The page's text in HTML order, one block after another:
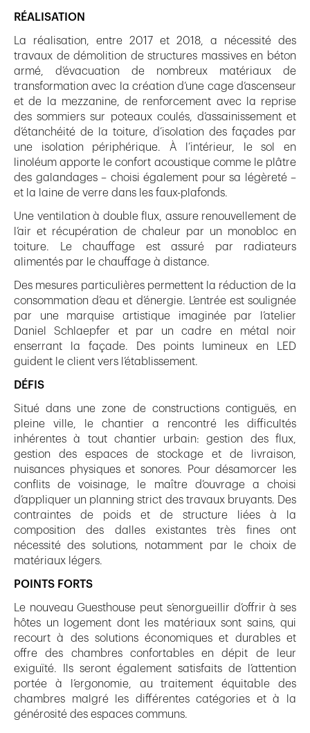
RÉALISATION
La réalisation, entre 2017 et 2018, a nécessité des
travaux de démolition de structures massives en béton
armé, d’évacuation de nombreux matériaux de
transformation avec la création d’une cage d’ascenseur
et de la mezzanine, de renforcement avec la reprise
des sommiers sur poteaux coulés, d’assainissement et
d’étanchéité de la toiture, d’isolation des façades par
une isolation périphérique. À l’intérieur, le sol en
linoléum apporte le confort acoustique comme le plâtre
des galandages – choisi également pour sa légèreté –
et la laine de verre dans les faux-plafonds.
Une ventilation à double flux, assure renouvellement de
l’air et récupération de chaleur par un monobloc en
toiture. Le chauffage est assuré par radiateurs
alimentés par le chauffage à distance.
Des mesures particulières permettent la réduction de la
consommation d’eau et d’énergie. L’entrée est soulignée
par une marquise artistique imaginée par l’atelier
Daniel Schlaepfer et par un cadre en métal noir
enserrant la façade. Des points lumineux en LED
guident le client vers l’établissement.
DÉFIS
Situé dans une zone de constructions contiguës, en
pleine ville, le chantier a rencontré les difficultés
inhérentes à tout chantier urbain: gestion des flux,
gestion des espaces de stockage et de livraison,
nuisances physiques et sonores. Pour désamorcer les
conflits de voisinage, le maître d’ouvrage a choisi
d’appliquer un planning strict des travaux bruyants. Des
contraintes de poids et de structure liées à la
composition des dalles existantes très fines ont
nécessité des solutions, notamment par le choix de
matériaux légers.
POINTS FORTS
Le nouveau Guesthouse peut s’enorgueillir d’offrir à ses
hôtes un logement dont les matériaux sont sains, qui
recourt à des solutions économiques et durables et
offre des chambres confortables en dépit de leur
exiguïté. Ils seront également satisfaits de l’attention
portée à l’ergonomie, au traitement équitable des
chambres malgré les différentes catégories et à la
générosité des espaces communs.